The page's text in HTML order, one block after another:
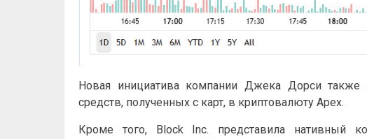
Новая инициатива компании Джека Дорси также
средств, полученных с карт, в криптовалюту Apex.
Кроме того, Block Inc. представила нативный